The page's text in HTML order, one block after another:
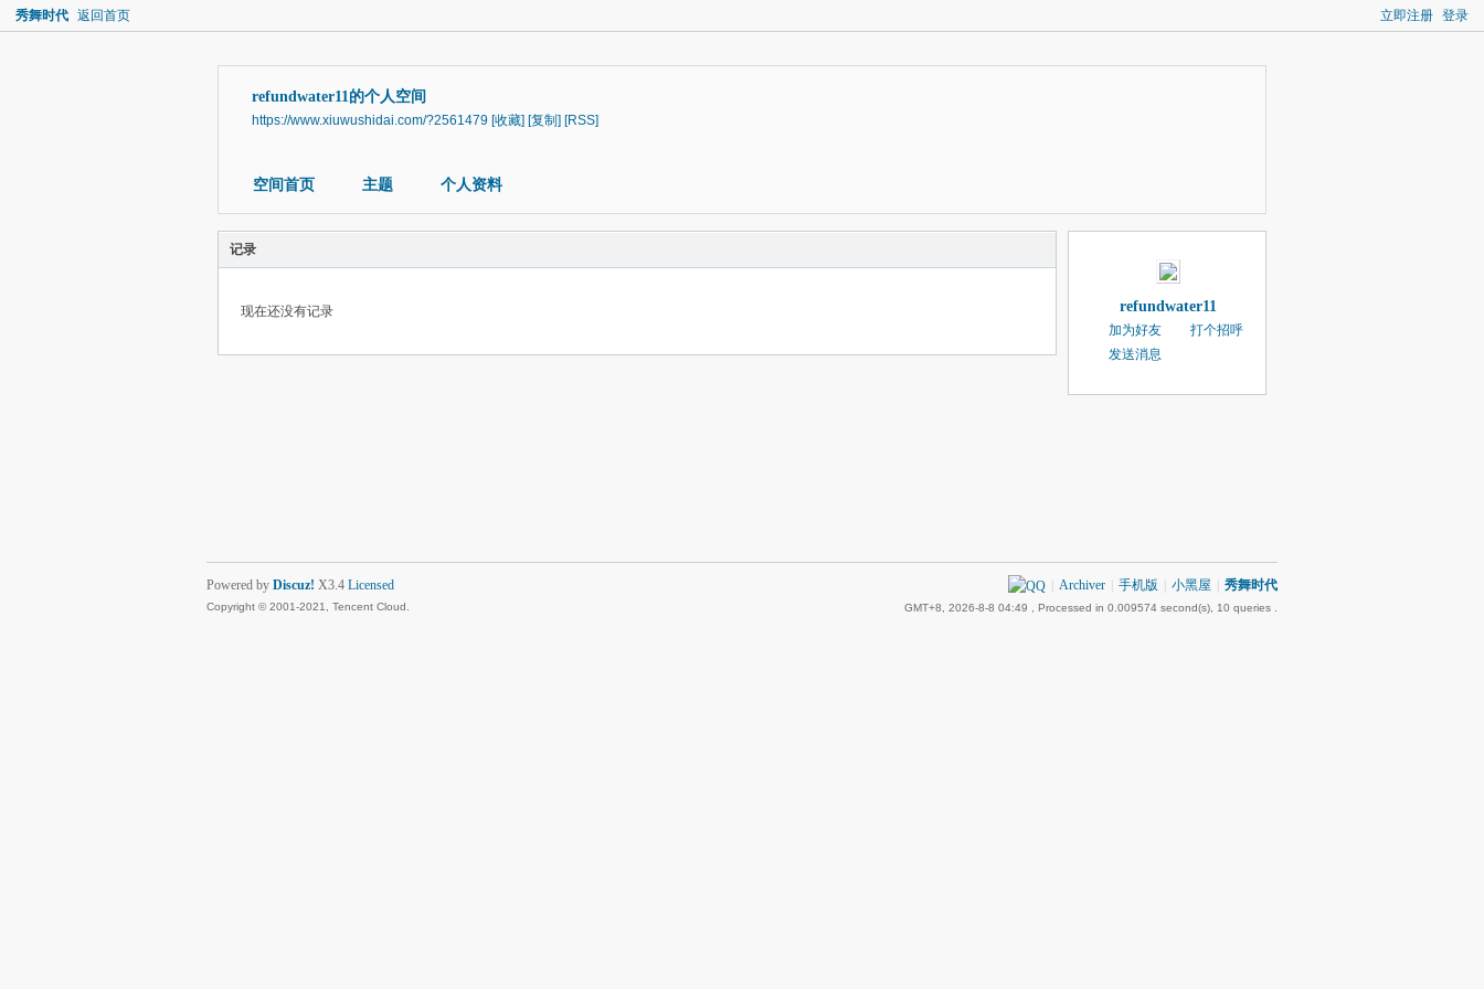
立即注册 登录
秀舞时代 返回首页
refundwater11的个人空间
https://www.xiuwushidai.com/?2561479 [收藏] [复制] [RSS]
空间首页 主题 个人资料
记录
现在还没有记录 refundwater11
加为好友
打个招呼
发送消息
Archiver 手机版 小黑屋 秀舞时代
GMT+8, 2026-8-8 04:49 , Processed in 0.009574 second(s), 10 queries .
Powered by Discuz! X3.4 Licensed
Copyright © 2001-2021, Tencent Cloud.